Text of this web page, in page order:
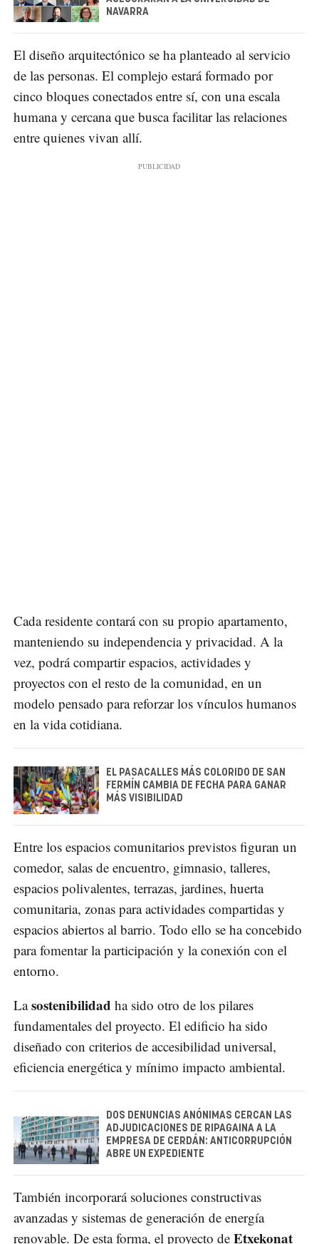
NAVARRA
El diseño arquitectónico se ha planteado al servicio
de las personas. El complejo estará formado por
cinco bloques conectados entre sí, con una escala
humana y cercana que busca facilitar las relaciones
entre quienes vivan allí.
Cada residente contará con su propio apartamento,
manteniendo su independencia y privacidad. A la
vez, podrá compartir espacios, actividades y
proyectos con el resto de la comunidad, en un
modelo pensado para reforzar los vínculos humanos
en la vida cotidiana.
EL PASACALLES MÁS COLORIDO DE SAN
FERMÍN CAMBIA DE FECHA PARA GANAR
MÁS VISIBILIDAD
Entre los espacios comunitarios previstos figuran un
comedor, salas de encuentro, gimnasio, talleres,
espacios polivalentes, terrazas, jardines, huerta
comunitaria, zonas para actividades compartidas y
espacios abiertos al barrio. Todo ello se ha concebido
para fomentar la participación y la conexión con el
entorno.
Lasostenibilidad ha sido otro de los pilares
fundamentales del proyecto. El edificio ha sido
diseñado con criterios de accesibilidad universal,
eficiencia energética y mínimo impacto ambiental.
DOS DENUNCIAS ANÓNIMAS CERCAN LAS
ADJUDICACIONES DE RIPAGAINA A LA
EMPRESA DE CERDÁN: ANTICORRUPCIÓN
ABRE UN EXPEDIENTE
También incorporará soluciones constructivas
avanzadas y sistemas de generación de energía
renovable. De esta forma, el proyecto de Etxekonat